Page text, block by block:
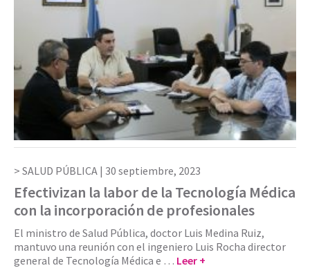
SALUD PÚBLICA | 30 septiembre, 2023
Efectivizan la labor de la Tecnología Médica
con la incorporación de profesionales
El ministro de Salud Pública, doctor Luis Medina Ruiz,
mantuvo una reunión con el ingeniero Luis Rocha director
general de Tecnología Médica e … Leer +